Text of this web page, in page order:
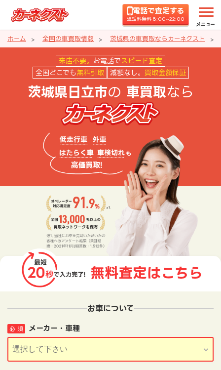
電話で査定する
通話料無料 8:00~22:00
メニュー
ホーム 全国の車買取情報 茨城県の車買取ならカーネクスト
茨城県日立市の車買取ならカー
来店不要。 お電話で スピード査定
全国どこでも 無料引取 減額なし。 買取金額保証
茨城県日立市の 車買取なら
お車について
メーカー・車種
必 須